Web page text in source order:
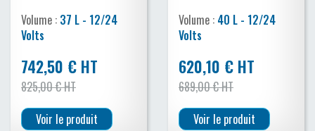
Volume : 37 L - 12/24
Volts
742,50 € HT
825,00 € HT
Voir le produit
Volume : 40 L - 12/24
Volts
620,10 € HT
689,00 € HT
Voir le produit